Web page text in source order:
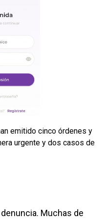
emitido cinco órdenes y
urgente y dos casos de
Muchas de